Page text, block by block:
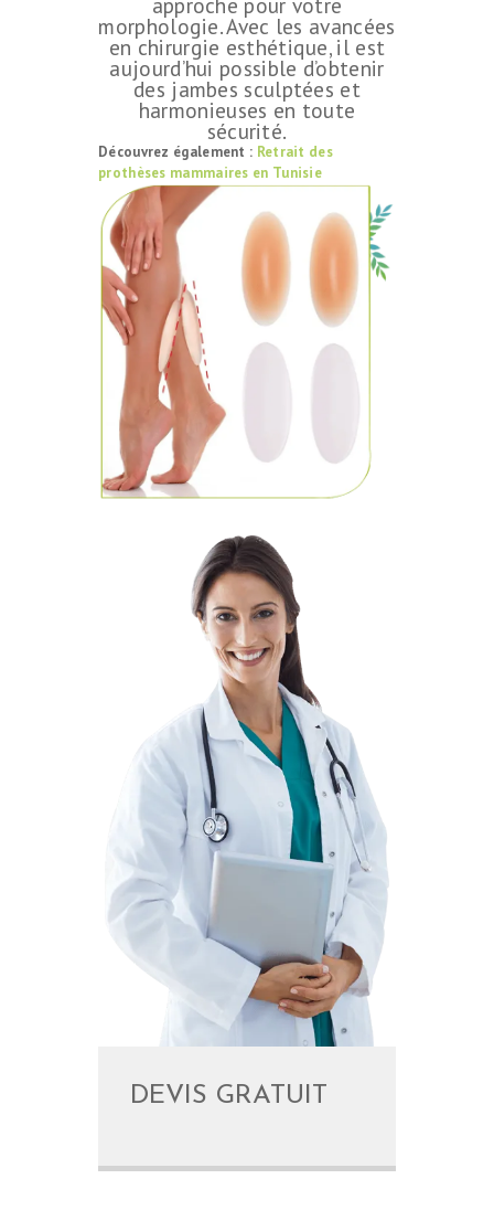
morphologie. Avec les avancées
en chirurgie esthétique, il est
aujourd’hui possible d’obtenir
des jambes sculptées et
harmonieuses en toute
sécurité.
Découvrez également : Retrait des
prothèses mammaires en Tunisie
DEVIS GRATUIT